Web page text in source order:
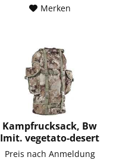
Merken
Kampfrucksack, Bw
Imit. vegetato-desert
neu
Preis nach Anmeldung